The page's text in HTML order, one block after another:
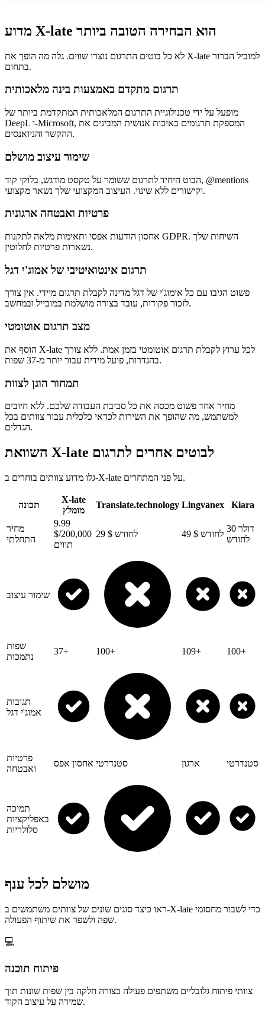
מדוע X-late הוא הבחירה הטובה ביותר
לא כל בוטים התרגום נוצרו שווים. גלה מה הופך את X-late למוביל הברור
בתחום.
תרגום מתקדם באמצעות בינה מלאכותית
מופעל על ידי טכנולוגיית התרגום המלאכותית המתקדמת ביותר של
DeepL ו-Microsoft, המספקת תרגומים באיכות אנושית המבינים את
ההקשר והניואנסים.
שימור עיצוב מושלם
הבוט היחיד לתרגום ששומר על טקסט מודגש, בלוקי קוד, @mentions
וקישורים ללא שינוי. העיצוב המקצועי שלך נשאר מקצועי.
פרטיות ואבטחה ארגונית
אחסון הודעות אפסי ותאימות מלאה לתקנות GDPR. השיחות שלך
נשארות פרטיות לחלוטין.
תרגום אינטואיטיבי של אמוג'י דגל
פשוט הגיבו עם כל אימוג'י של דגל מדינה לקבלת תרגום מיידי. אין צורך
לזכור פקודות, עובד בצורה מושלמת במובייל ובמחשב.
מצב תרגום אוטומטי
הוסף את X-late לכל ערוץ לקבלת תרגום אוטומטי בזמן אמת. ללא צורך
בהגדרות, פועל מידית עבור יותר מ-37 שפות.
תמחור הוגן לצוות
מחיר אחד פשוט מכסה את כל סביבת העבודה שלכם. ללא חיובים
למשתמש, מה שהופך את השירות לכדאי כלכלית עבור צוותים בכל
הגדלים.
השוואת X-late לבוטים אחרים לתרגום
גלו מדוע צוותים בוחרים ב-X-late על פני המתחרים.
תכונה
X-late
מומלץ
Translate.technology Lingvanex Kiara
מחיר
התחלתי
9.99
$/200,000
תווים
29 $ לחודש 49 $ לחודש
30 דולר
לחודש
שימור עיצוב
שפות
נתמכות
37+ 100+ 109+ 100+
תגובות
אמוג'י דגל
פרטיות
ואבטחה
אחסון אפס סטנדרטי ארגון סטנדרטי
תמיכה
באפליקציות
סלולריות
מושלם לכל ענף
ראו כיצד סוגים שונים של צוותים משתמשים ב-X-late כדי לשבור מחסומי
שפה ולשפר את שיתוף הפעולה.
💻
פיתוח תוכנה
צוותי פיתוח גלובליים משתפים פעולה בצורה חלקה בין שפות שונות תוך
שמירה על עיצוב הקוד.